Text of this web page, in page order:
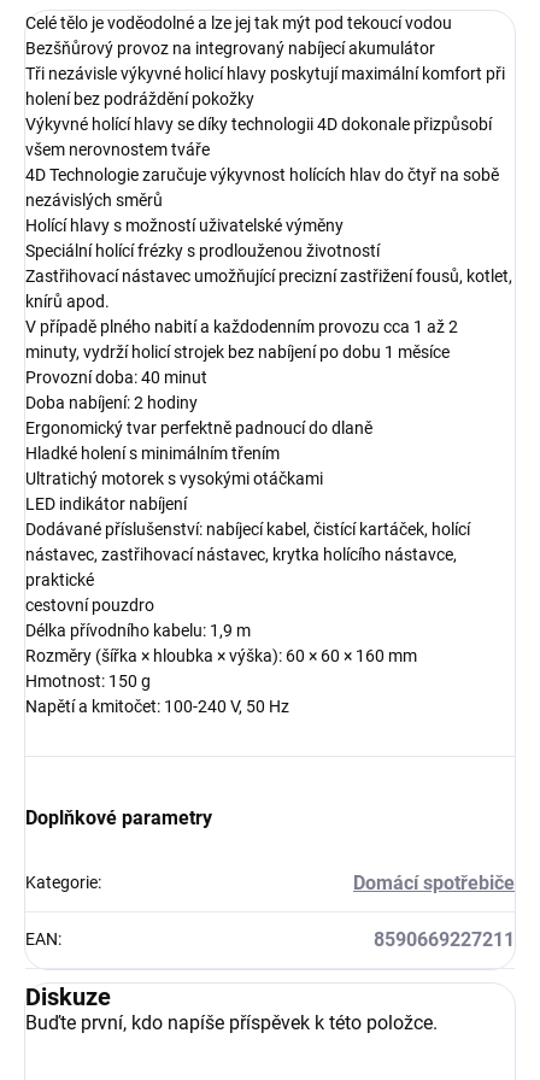
Celé tělo je voděodolné a lze jej tak mýt pod tekoucí vodou
Bezšňůrový provoz na integrovaný nabíjecí akumulátor
Tři nezávisle výkyvné holicí hlavy poskytují maximální komfort při
holení bez podráždění pokožky
Výkyvné holící hlavy se díky technologii 4D dokonale přizpůsobí
všem nerovnostem tváře
4D Technologie zaručuje výkyvnost holících hlav do čtyř na sobě
nezávislých směrů
Holící hlavy s možností uživatelské výměny
Speciální holící frézky s prodlouženou životností
Zastřihovací nástavec umožňující precizní zastřižení fousů, kotlet,
knírů apod.
V případě plného nabití a každodenním provozu cca 1 až 2
minuty, vydrží holicí strojek bez nabíjení po dobu 1 měsíce
Provozní doba: 40 minut
Doba nabíjení: 2 hodiny
Ergonomický tvar perfektně padnoucí do dlaně
Hladké holení s minimálním třením
Ultratichý motorek s vysokými otáčkami
LED indikátor nabíjení
Dodávané příslušenství: nabíjecí kabel, čistící kartáček, holící
nástavec, zastřihovací nástavec, krytka holícího nástavce,
praktické
cestovní pouzdro
Délka přívodního kabelu: 1,9 m
Rozměry (šířka × hloubka × výška): 60 × 60 × 160 mm
Hmotnost: 150 g
Napětí a kmitočet: 100-240 V, 50 Hz
Doplňkové parametry
Kategorie: Domácí spotřebiče
EAN: 8590669227211
Diskuze
Buďte první, kdo napíše příspěvek k této položce.